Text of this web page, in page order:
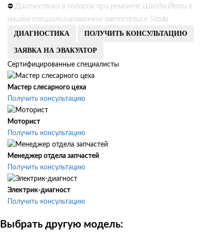
⛔ Диагностика в подарок при ремонте Шкода Йети в
нашем специализированном автосервисе Skoda
ДИАГНОСТИКА ПОЛУЧИТЬ КОНСУЛЬТАЦИЮ
ЗАЯВКА НА ЭВАКУАТОР
Сертифицированные специалисты
Мастер слесарного цеха
Получить консультацию
Моторист
Получить консультацию
Менеджер отдела запчастей
Получить консультацию
Электрик-диагност
Получить консультацию
Выбрать другую модель: